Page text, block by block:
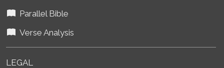
Parallel Bible
Verse Analysis
LEGAL